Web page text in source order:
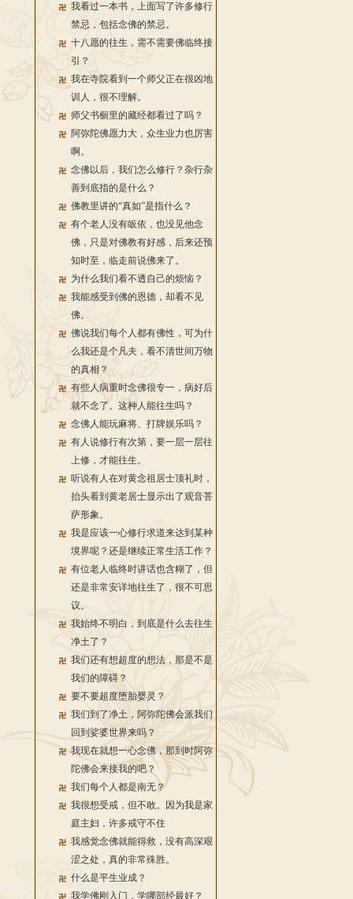
我看过一本书，上面写了许多修行
禁忌，包括念佛的禁忌。
十八愿的往生，需不需要佛临终接
引？
我在寺院看到一个师父正在很凶地
训人，很不理解。
师父书橱里的藏经都看过了吗？
阿弥陀佛愿力大，众生业力也厉害
啊。
念佛以后，我们怎么修行？杂行杂
善到底指的是什么？
佛教里讲的“真如”是指什么？
有个老人没有皈依，也没见他念
佛，只是对佛教有好感，后来还预
知时至，临走前说佛来了。
为什么我们看不透自己的烦恼？
我能感受到佛的恩德，却看不见
佛。
佛说我们每个人都有佛性，可为什
么我还是个凡夫，看不清世间万物
的真相？
有些人病重时念佛很专一，病好后
就不念了。这种人能往生吗？
念佛人能玩麻将、打牌娱乐吗？
有人说修行有次第，要一层一层往
上修，才能往生。
听说有人在对黄念祖居士顶礼时，
抬头看到黄老居士显示出了观音菩
萨形象。
我是应该一心修行求道来达到某种
境界呢？还是继续正常生活工作？
有位老人临终时讲话也含糊了，但
还是非常安详地往生了，很不可思
议。
我始终不明白，到底是什么去往生
净土了？
我们还有想超度的想法，那是不是
我们的障碍？
要不要超度堕胎婴灵？
我们到了净土，阿弥陀佛会派我们
回到娑婆世界来吗？
我现在就想一心念佛，那到时阿弥
陀佛会来接我的吧？
我们每个人都是南无？
我很想受戒，但不敢。因为我是家
庭主妇，许多戒守不住
我感觉念佛就能得救，没有高深艰
涩之处，真的非常殊胜。
什么是平生业成？
我学佛刚入门，学哪部经最好？